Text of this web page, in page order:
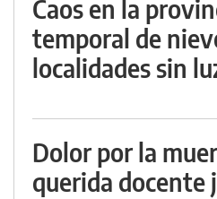
Caos en la
temporal de
localidades sin
Dolor por la
querida docente